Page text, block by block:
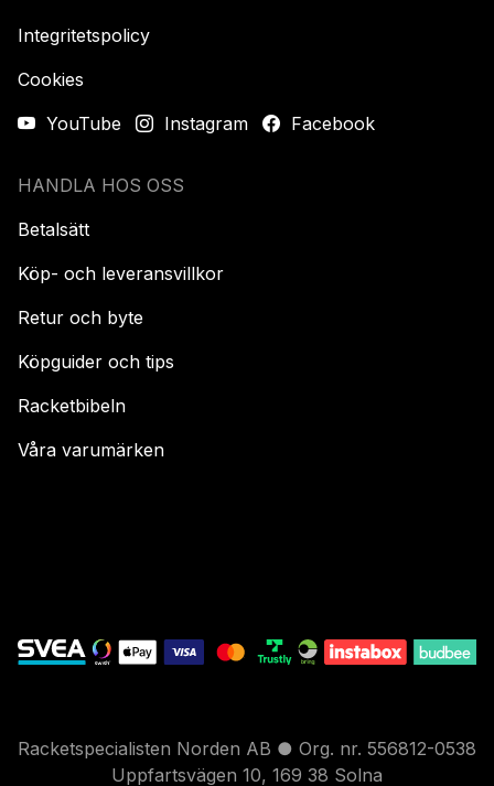
Integritetspolicy
Cookies
YouTube
Instagram Facebook
HANDLA HOS OSS
Betalsätt
Köp- och leveransvillkor
Retur och byte
Köpguider och tips
Racketbibeln
Våra varumärken
Racketspecialisten Norden AB ● Org. nr. 556812-0538
Uppfartsvägen 10, 169 38 Solna